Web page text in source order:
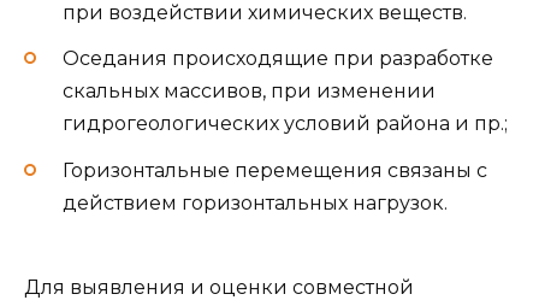
при воздействии химических веществ.
Оседания происходящие при разработке
скальных массивов, при изменении
гидрогеологических условий района и пр.;
Горизонтальные перемещения связаны с
действием горизонтальных нагрузок.
Для выявления и оценки совместной